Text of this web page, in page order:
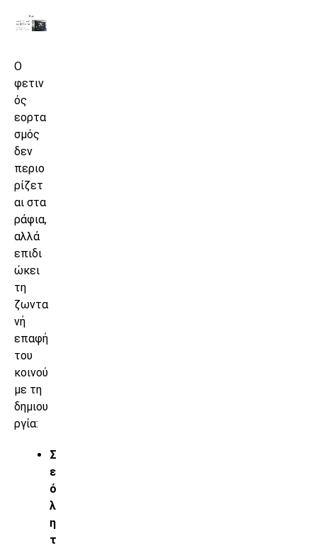
Ο
φετιν
ός
εορτα
σμός
δεν
περιο
ρίζετ
αι στα
ράφια,
αλλά
επιδι
ώκει
τη
ζωντα
νή
επαφή
του
κοινού
με τη
δημιου
ργία:
Σ
ε
ό
λ
η
τ